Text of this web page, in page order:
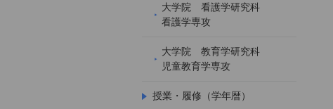
大学院 看護学研究科
看護学専攻
大学院 教育学研究科
児童教育学専攻
授業・履修（学年暦）